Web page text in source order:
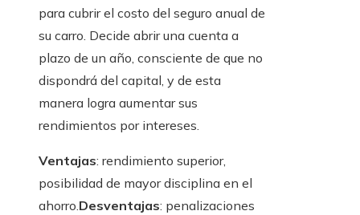
para cubrir el costo del seguro anual de
su carro. Decide abrir una cuenta a
plazo de un año, consciente de que no
dispondrá del capital, y de esta
manera logra aumentar sus
rendimientos por intereses.
Ventajas: rendimiento superior,
posibilidad de mayor disciplina en el
ahorro.Desventajas: penalizaciones